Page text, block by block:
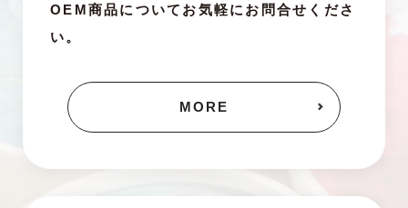
OEM商品についてお気軽にお問合せくださ
い。
MORE